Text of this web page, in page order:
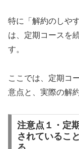
特に「解約のしや
は、定期コースを
す。
ここでは、定期コ
意点と、実際の解
注意点１・定
されているこ